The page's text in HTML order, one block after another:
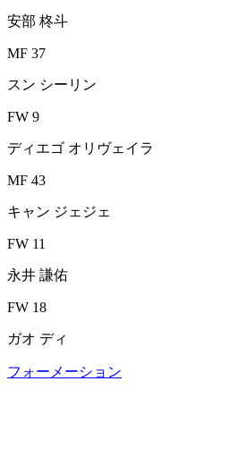
安部 柊斗
MF 37
スン シーリン
FW 9
ディエゴ オリヴェイラ
MF 43
キャン ジェジェ
FW 11
永井 謙佑
FW 18
ガオ ディ
フォーメーション